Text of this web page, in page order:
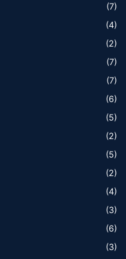
(7)
(4)
(2)
(7)
(7)
(6)
(5)
(2)
(5)
(2)
(4)
(3)
(6)
(3)